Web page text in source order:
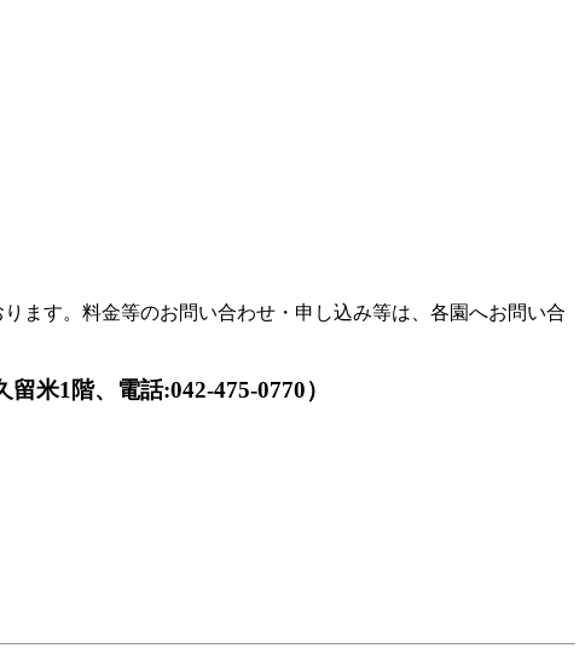
ます。料金等のお問い合わせ・申し込み等は、各園へお問い合
米1階、電話:042-475-0770）